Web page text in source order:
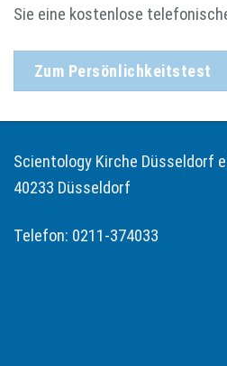
Sie eine kostenlose
Zum Persönlichkeitstest
Scientology Kirche Düsseldorf
40233 Düsseldorf
Telefon: 0211-374033